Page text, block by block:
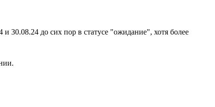
30.08.24 до сих пор в статусе "ожидание", хотя более